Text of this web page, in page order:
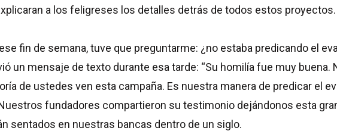
a los feligreses los detalles detrás de todos estos proyectos.
fin de semana, tuve que preguntarme: ¿no estaba predicando el
un mensaje de texto durante esa tarde: “Su homilía fue muy buena.
de ustedes ven esta campaña. Es nuestra manera de predicar el
fundadores compartieron su testimonio dejándonos esta
sentados en nuestras bancas dentro de un siglo.